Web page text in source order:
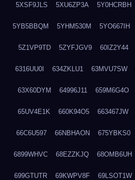
5XSF9JLS 5XU6ZP3A 5Y0HCRBH
5YB5BBQM 5YHM530M 5YO667IH
5Z1VP9TD 5ZYFJGV9 60IZ2Y44
6316UU0I 634ZKLU1 63MVU7SW
63X60DYM 64996J11 659M6G4O
65UV4E1K 660K94O5 663467JW
66C6U597 66NBHAON 675YBKS0
6899WHVC 68EZZKJQ 68OMB6UH
699GTUTR 69KWPV8F 69LSOT1W